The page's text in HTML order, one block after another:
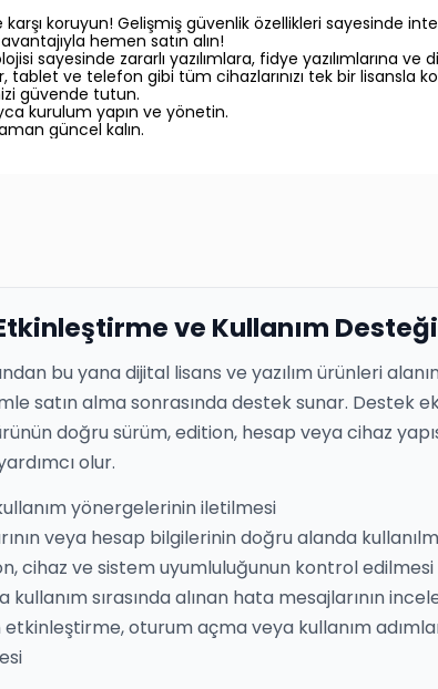
koruyun! Gelişmiş güvenlik özellikleri sayesinde
hemen satın alın!
sayesinde zararlı yazılımlara, fidye yazılımlarına ve
tablet ve telefon gibi tüm cihazlarınızı tek bir lisansla
güvende tutun.
kurulum yapın ve yönetin.
güncel kalın.
ve Kullanım Desteği
bu yana dijital lisans ve yazılım ürünleri
satın alma sonrasında destek sunar. Destek
doğru sürüm, edition, hesap veya cihaz
olur.
yönergelerinin iletilmesi
veya hesap bilgilerinin doğru alanda
cihaz ve sistem uyumluluğunun kontrol edilmesi
kullanım sırasında alınan hata mesajlarının
etkinleştirme, oturum açma veya kullanım